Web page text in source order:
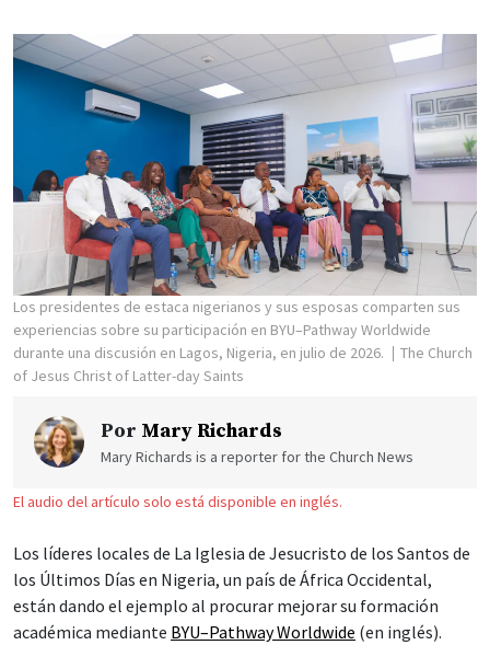
Los presidentes de estaca nigerianos y sus esposas comparten sus
experiencias sobre su participación en BYU–Pathway Worldwide
durante una discusión en Lagos, Nigeria, en julio de 2026.
The Church
of Jesus Christ of Latter-day Saints
Por Mary Richards
Mary Richards is a reporter for the Church News
El audio del artículo solo está disponible en inglés.
Los líderes locales de La Iglesia de Jesucristo de los Santos de
los Últimos Días en Nigeria, un país de África Occidental,
están dando el ejemplo al procurar mejorar su formación
académica mediante BYU–Pathway Worldwide (en inglés).